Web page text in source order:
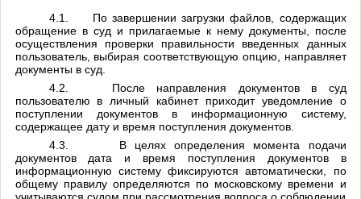
4.1.
По завершении загрузки файлов, содержащих
обращение в суд и прилагаемые к нему документы, после
осуществления проверки правильности введенных данных
пользователь, выбирая соответствующую опцию, направляет
документы в суд.
4.2.
После направления документов в суд
пользователю в личный кабинет приходит уведомление о
поступлении документов в информационную систему,
содержащее дату и время поступления документов.
4.3.
В целях определения момента подачи
документов дата и время поступления документов в
информационную систему фиксируются автоматически, по
общему правилу определяются по московскому времени и
учитываются судом при рассмотрения вопроса о соблюдении